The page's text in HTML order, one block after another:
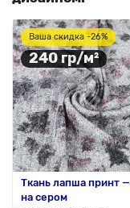
Ваша скидка -26%
240 гр/м²
Ткань лапша принт
на сером